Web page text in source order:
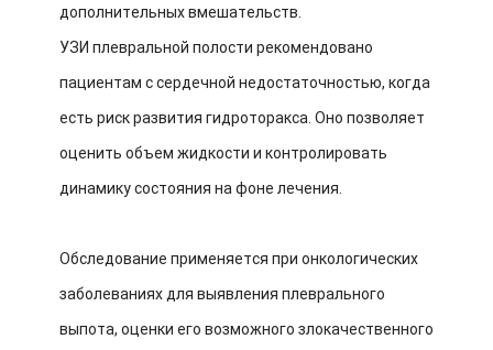
дополнительных вмешательств.
УЗИ плевральной полости рекомендовано
пациентам с сердечной недостаточностью, когда
есть риск развития гидроторакса. Оно позволяет
оценить объем жидкости и контролировать
динамику состояния на фоне лечения.
Обследование применяется при онкологических
заболеваниях для выявления плеврального
выпота, оценки его возможного злокачественного